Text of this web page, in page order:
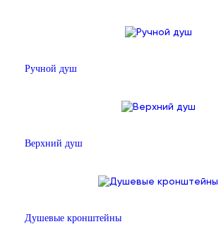
Ручной душ
Верхний душ
Душевые кронштейны